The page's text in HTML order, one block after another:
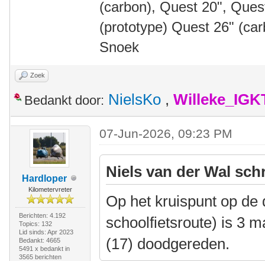
(carbon), Quest 20",
(prototype) Quest 26"
Snoek
Zoek
Bedankt door: NielsKo ,
Hardloper
Kilometervreter
Berichten: 4.192
Topics: 132
Lid sinds: Apr 2023
Bedankt: 4665
5491 x bedankt in
3565 berichten
07-Jun-2026, 09:23 PM
Niels van der Wal
Op het kruispunt op
schoolfietsroute) is 3
(17) doodgereden.